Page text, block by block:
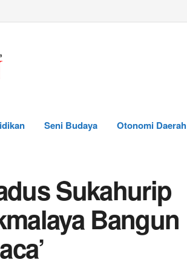
Seni Budaya Otonomi Daerah
Sukahurip
Bangun